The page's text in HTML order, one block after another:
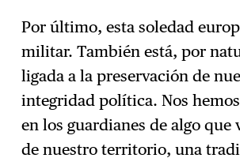
Por último, esta soledad
militar. También está, por
ligada a la preservación de
integridad política. Nos
en los guardianes de algo que
de nuestro territorio, una